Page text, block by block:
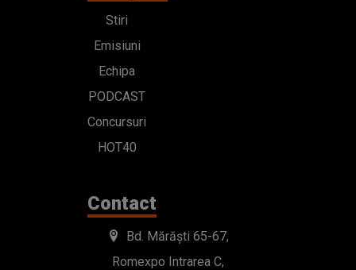
Stiri
Emisiuni
Echipa
PODCAST
Concursuri
HOT40
Contact
Bd. Mărăști 65-67,
Romexpo Intrarea C,